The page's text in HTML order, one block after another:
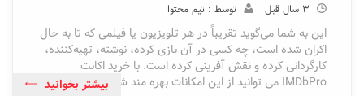
3 سال قبل توسط : تیم محتوا
این به شما می‌گوید تقریباً در هر تلویزیون یا فیلمی که تا به حال
اکران شده است، چه کسی در آن بازی کرده، نوشته، تهیه‌کننده،
کارگردانی کرده و نقش آفرینی کرده است. با خرید اکانت
IMDbPro می توانید از این امکانات بهره مند شوید.
بیشتر بخوانید